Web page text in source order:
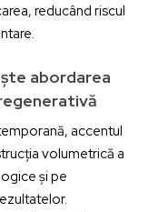
reducând riscul
abordarea
accentul
volumetrică a
și pe